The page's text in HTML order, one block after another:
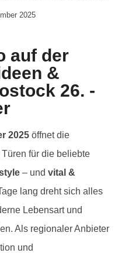
Von 2025
auf der
&
26. -
2025 öffnet die
für die beliebte
– und vital &
lang dreht sich alles
Lebensart und
Als regionaler Anbieter
und